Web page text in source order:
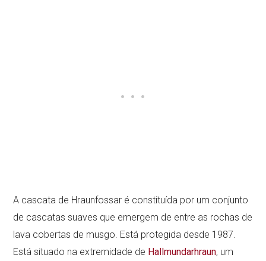
A cascata de Hraunfossar é constituída por um conjunto
de cascatas suaves que emergem de entre as rochas de
lava cobertas de musgo. Está protegida desde 1987.
Está situado na extremidade de Hallmundarhraun, um